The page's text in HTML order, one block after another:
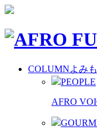
COLUMNよみ
PEOPLE
AFRO